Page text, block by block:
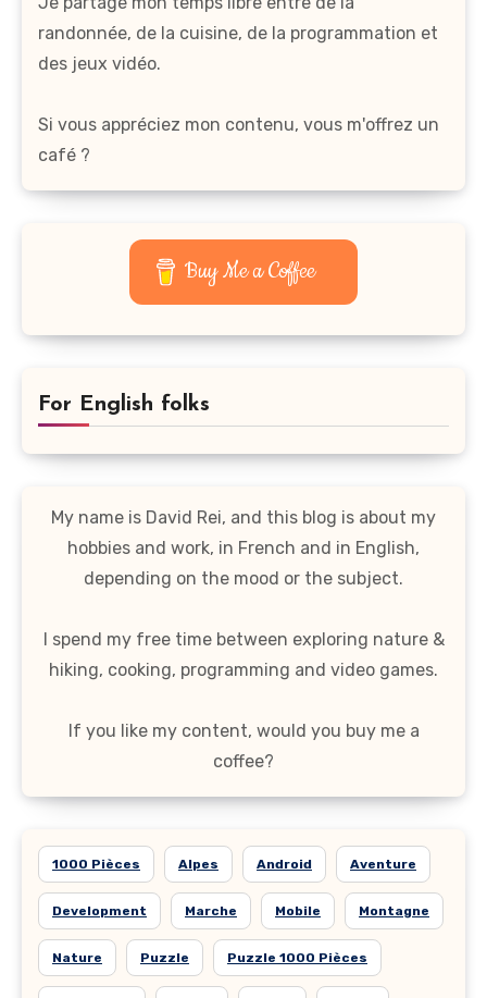
randonnée, de la cuisine, de la programmation et
des jeux vidéo.
Si vous appréciez mon contenu, vous m'offrez un
café ?
Buy Me a Coffee
For English folks
My name is David Rei, and this blog is about my
hobbies and work, in French and in English,
depending on the mood or the subject.
I spend my free time between exploring nature &
hiking, cooking, programming and video games.
If you like my content, would you buy me a
coffee?
1000 Pièces Alpes Android Aventure
Development Marche Mobile Montagne
Nature Puzzle Puzzle 1000 Pièces